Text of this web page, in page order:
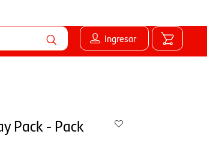
Ingresar
Pack - Pack